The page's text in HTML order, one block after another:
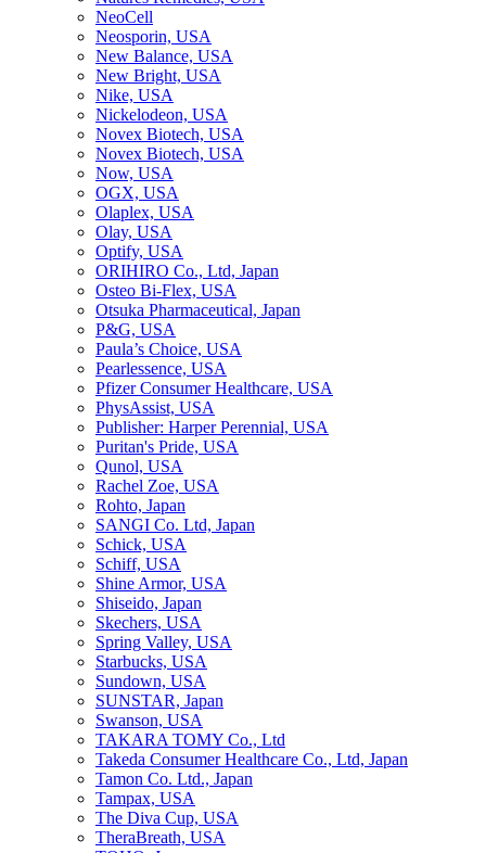
NeoCell
Neosporin, USA
New Balance, USA
New Bright, USA
Nike, USA
Niсkelodeon, USA
Novex Biotech, USA
Novex Biotech, USA
Now, USA
OGX, USA
Olaplex, USA
Olay, USA
Optify, USA
ORIHIRO Co., Ltd, Japan
Osteo Bi-Flex, USA
Otsuka Pharmaceutical, Japan
P&G, USA
Paula’s Choice, USA
Pearlessence, USA
Pfizer Consumer Healthcare, USA
PhysAssist, USA
Publisher: Harper Perennial, USA
Puritan's Pride, USA
Qunol, USA
Rachel Zoe, USA
Rohto, Japan
SANGI Co. Ltd, Japan
Schick, USA
Schiff, USA
Shine Armor, USA
Shiseido, Japan
Skechers, USA
Spring Valley, USA
Starbucks, USA
Sundown, USA
SUNSTAR, Japan
Swanson, USA
TAKARA TOMY Co., Ltd
Takeda Consumer Healthcare Co., Ltd, Japan
Tamon Co. Ltd., Japan
Tampax, USA
The Diva Cup, USA
TheraBreath, USA